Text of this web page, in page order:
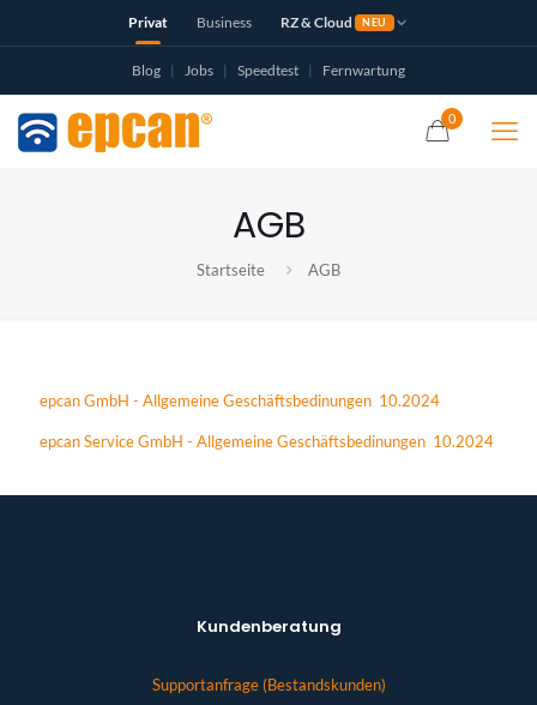
Privat Business RZ & Cloud NEU
Blog | Jobs | Speedtest | Fernwartung
0
AGB
Startseite AGB
epcan GmbH - Allgemeine Geschäftsbedinungen 10.2024
epcan Service GmbH - Allgemeine Geschäftsbedinungen 10.2024
Kundenberatung
Supportanfrage (Bestandskunden)